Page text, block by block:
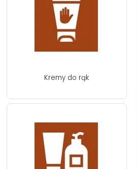
Kremy do rąk